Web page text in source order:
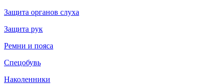
Защита органов слуха
Защита рук
Ремни и пояса
Спецобувь
Наколенники